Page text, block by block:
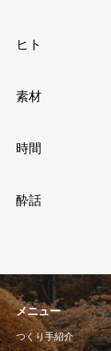
ヒト
素材
時間
酔話
メニュー
つくり手紹介